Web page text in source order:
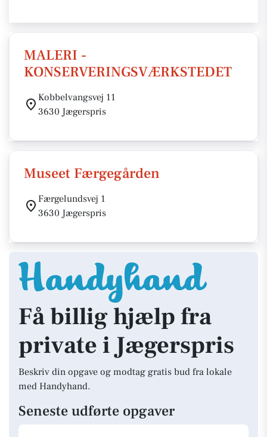
MALERI -
KONSERVERINGSVÆRKSTEDET
Kobbelvangsvej 11
3630 Jægerspris
Museet Færgegården
Færgelundsvej 1
3630 Jægerspris
Få billig hjælp fra
private i Jægerspris
Beskriv din opgave og modtag gratis bud fra lokale
med Handyhand.
Seneste udførte opgaver